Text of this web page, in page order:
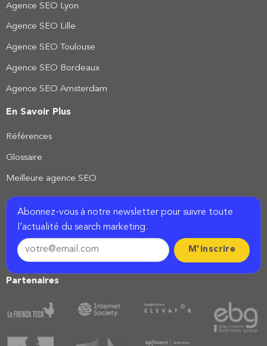
Agence SEO Lyon
Agence SEO Lille
Agence SEO Toulouse
Agence SEO Bordeaux
Agence SEO Amsterdam
En Savoir Plus
Références
Glossaire
Meilleure agence SEO
Abonnez-vous à notre newsletter pour suivre toute
l’actualité du search marketing.
Partenaires